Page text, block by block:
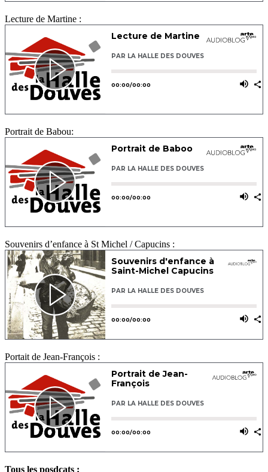
Lecture de Martine :
Portrait de Babou:
Souvenirs d’enfance à St Michel / Capucins :
Portait de Jean-François :
Tous les posdcats :